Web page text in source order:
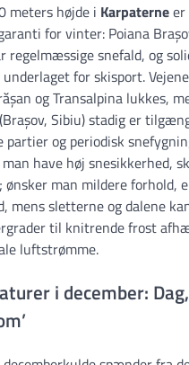
meters højde i Karpaterneer
for vinter: Poiana
regelmæssige snefald, og
for skisport.
og Transalpina lukkes,
Sibiu) stadig er
partier og periodisk
have høj sne­sikkerhed,
ønsker man mildere forhold,
mens sletterne og dalene
til knitrende frost
luftstrømme.
i december: